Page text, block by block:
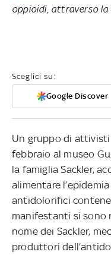
oppioidi, attraverso
Sceglici su:
Google Discover
Un gruppo di
febbraio al museo
la famiglia Sackler,
alimentare
antidolorifici
manifestanti si sono
nome dei Sackler,
produttori